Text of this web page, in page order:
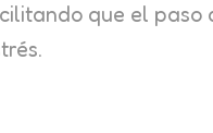
que el paso